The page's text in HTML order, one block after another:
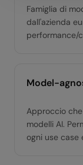
Famiglia di
dall'azienda
performance/
Model-
Approccio
modelli AI.
ogni use case